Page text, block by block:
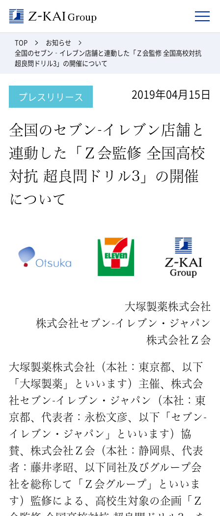
TOP
お知らせ
全国のセブン‐イレブン店舗と連動した「Ｚ会監修 全国高校対抗
超良問ドリル3」の開催について
プレスリリース 2019年04月15日
全国のセブン‐イレブン店舗と
連動した「Ｚ会監修 全国高校
対抗 超良問ドリル3」の開催
について
大塚製薬株式会社
株式会社セブン‐イレブン・ジャパン
株式会社Ｚ会
大塚製薬株式会社（本社：東京都、以下
「大塚製薬」といいます）主催、株式会
社セブン-イレブン・ジャパン（本社：東
京都、代表者：永松文彦、以下「セブン‐
イレブン・ジャパン」といいます）協
賛、株式会社Ｚ会（本社：静岡県、代表
者：藤井孝昭、以下同社及びグループ会
社を総称して「Ｚ会グループ」といいま
す）監修による、高校生対象の企画「Ｚ